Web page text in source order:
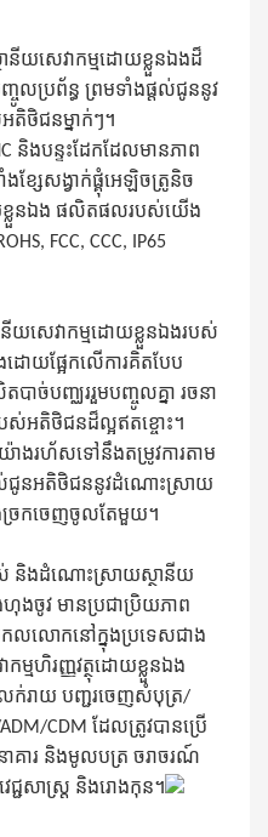
នីយសេវាកម្មដោយខ្លួនឯងដ៏
ញ្ចូលប្រព័ន្ធ ព្រមទាំងផ្តល់ជូននូវ
តិថិជនម្នាក់ៗ។
ងបន្ទះដែកដែលមានភាព
ងខ្សែសង្វាក់ផ្គុំអេឡិចត្រូនិច
ខ្លួនឯង ផលិតផលរបស់យើង
FCC, CCC, IP65
សេវាកម្មដោយខ្លួនឯងរបស់
ោយផ្អែកលើការគិតបែប
ាច់បញ្ឈររួមបញ្ចូលគ្នា រចនា
បស់អតិថិជនដ៏ល្អឥតខ្ចោះ។
ាងរហ័សទៅនឹងតម្រូវការតាម
ជូនអតិថិជននូវដំណោះស្រាយ
ងច្រកចេញចូលតែមួយ។
និងដំណោះស្រាយស្ថានីយ
ងចូវ មានប្រជាប្រិយភាព
កលលោកនៅក្នុងប្រទេសជាង
ម្មហិរញ្ញវត្ថុដោយខ្លួនឯង
លក់រាយ បញ្ជរចេញសំបុត្រ/
CDM ដែលត្រូវបានប្រើ
គារ និងមូលបត្រ ចរាចរណ៍
ជសាស្ត្រ និងរោងកុន។